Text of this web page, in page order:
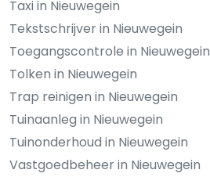
Taxi in Nieuwegein
Tekstschrijver in Nieuwegein
Toegangscontrole in Nieuwegein
Tolken in Nieuwegein
Trap reinigen in Nieuwegein
Tuinaanleg in Nieuwegein
Tuinonderhoud in Nieuwegein
Vastgoedbeheer in Nieuwegein